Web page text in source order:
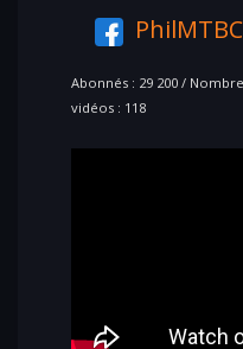
Abonnés : 29 200 /
vidéos : 118